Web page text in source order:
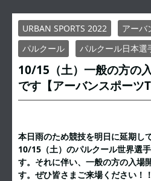
URBAN SPORTS 2022
アーバ
パルクール
パルクール日本選
10/15（土）一般の方の
です【アーバンスポーツ
本日雨のため競技を明日に延期し
10/15（土）のパルクール世界選
す。それに伴い、一般の方の入場
す。ぜひ皆さまご来場ください！！